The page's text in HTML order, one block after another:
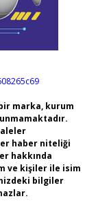
marka, kurum
haber niteliği
hakkında
ve kişiler ile isim
bilgiler